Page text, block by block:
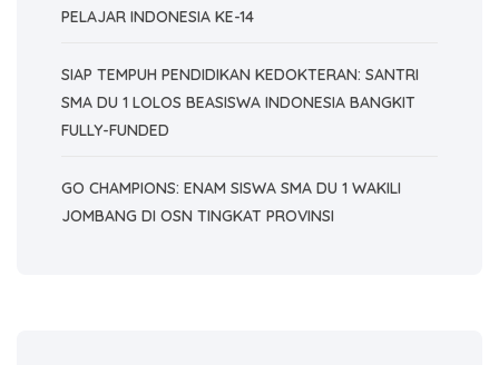
PELAJAR INDONESIA KE-14
SIAP TEMPUH PENDIDIKAN KEDOKTERAN: SANTRI
SMA DU 1 LOLOS BEASISWA INDONESIA BANGKIT
FULLY-FUNDED
GO CHAMPIONS: ENAM SISWA SMA DU 1 WAKILI
JOMBANG DI OSN TINGKAT PROVINSI